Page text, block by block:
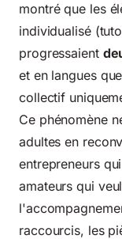
montré que les
individualisé
progressaient
et en langues
collectif
Ce phénomène
adultes en
entrepreneurs
amateurs qui
raccourcis, les